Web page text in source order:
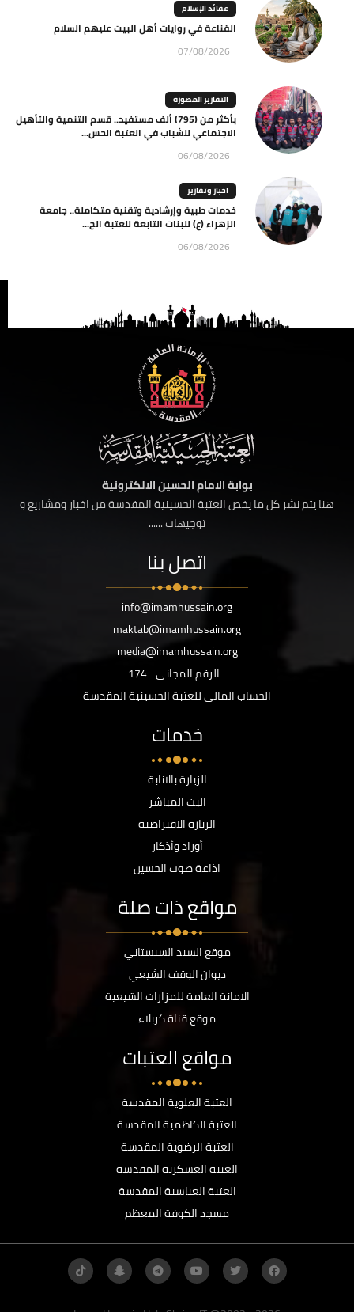
عقائد الإسلام
القناعة في روايات أهل البيت عليهم السلام
07/08/2026
التقارير المصورة
بأكثر من (795) ألف مستفيد.. قسم التنمية والتأهيل
الاجتماعي للشباب في العتبة الحس...
06/08/2026
اخبار وتقارير
خدمات طبية وإرشادية وتقنية متكاملة.. جامعة
الزهراء (ع) للبنات التابعة للعتبة الح...
06/08/2026
بوابة الامام الحسين الالكترونية
هنا يتم نشر كل ما يخص العتبة الحسينية المقدسة من اخبار ومشاريع و
توجيهات ......
اتصل بنا
info@imamhussain.org
maktab@imamhussain.org
media@imamhussain.org
الرقم المجاني 174
الحساب المالي للعتبة الحسينية المقدسة
خدمات
الزيارة بالانابة
البث المباشر
الزيارة الافتراضية
أوراد وأذكار
اذاعة صوت الحسين
مواقع ذات صلة
موقع السيد السيستاني
ديوان الوقف الشيعي
الامانة العامة للمزارات الشيعية
موقع قناة كربلاء
مواقع العتبات
العتبة العلوية المقدسة
العتبة الكاظمية المقدسة
العتبة الرضوية المقدسة
العتبة العسكرية المقدسة
العتبة العباسية المقدسة
مسجد الكوفة المعظم